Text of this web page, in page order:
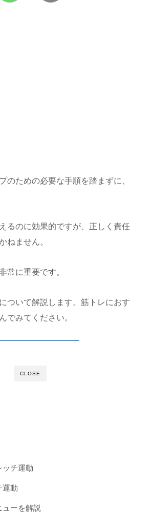
のための必要な手順を踏まずに、
るのに効果的ですが、正しく責任
ねません。
常に重要です。
ついて解説します。筋トレにおす
でみてください。
CLOSE
ッチ運動
運動
ーを解説